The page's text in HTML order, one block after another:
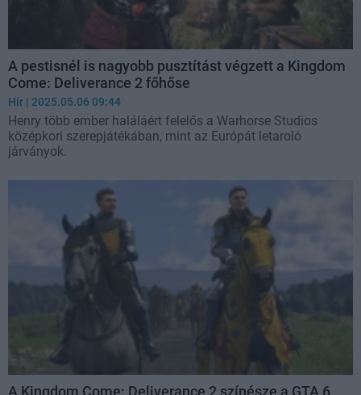
A pestisnél is nagyobb pusztítást végzett a Kingdom
Come: Deliverance 2 főhőse
Hír | 2025.05.06 09:44
Henry több ember haláláért felelős a Warhorse Studios
középkori szerepjátékában, mint az Európát letaroló
járványok.
A Kingdom Come: Deliverance 2 színésze a GTA 6